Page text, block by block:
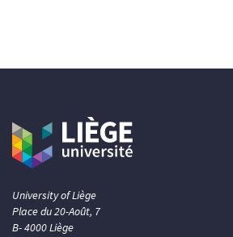
University of Liège
Place du 20-Août, 7
B- 4000 Liège